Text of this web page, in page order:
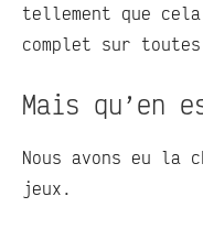
tellement que
complet sur
Mais qu’en
Nous avons eu la
jeux.